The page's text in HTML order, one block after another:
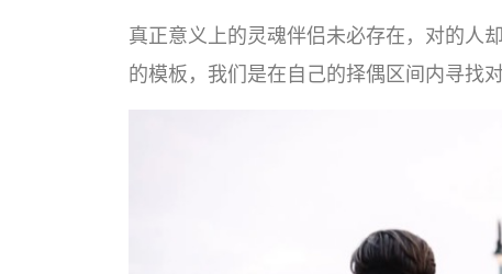
真正意义上的灵魂伴侣未必存在，对的人
的模板，我们是在自己的择偶区间内寻找